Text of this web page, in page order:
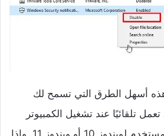
هذه أسهل الطرق التي تسمح لك
تلقائيًا عند تشغيل الكمبيوتر